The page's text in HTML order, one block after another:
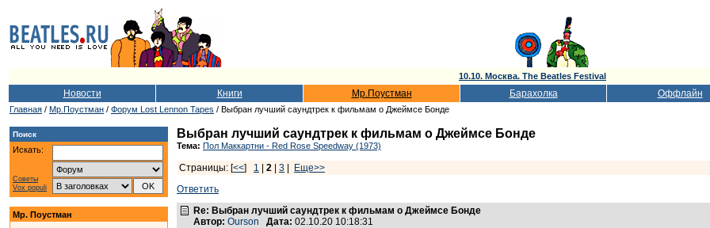
10.10. Москва. The Beatles Festival
Новости Книги Мр.Поустман Барахолка Оффлайн
Главная / Мр.Поустман / Форум Lost Lennon Tapes / Выбран лучший саундтрек к фильмам о Джеймсе Бонде
Поиск
Искать:
Советы
Vox populi
Мр. Поустман
Выбран лучший саундтрек к фильмам о Джеймсе Бонде
Тема: Пол Маккартни - Red Rose Speedway (1973)
Страницы: [<<] 1 2 3
Еще>>
Ответить
Re: Выбран лучший саундтрек к фильмам о Джеймсе Бонде
Автор: Ourson Дата: 02.10.20 10:18:31